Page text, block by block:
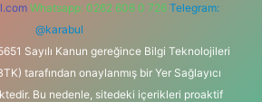
Whatsapp: 0262 606 0 726 Telegram:
@karabul
Sayılı Kanun gereğince Bilgi Teknolojileri
tarafından onaylanmış bir Yer Sağlayıcı
Bu nedenle, sitedeki içerikleri proaktif